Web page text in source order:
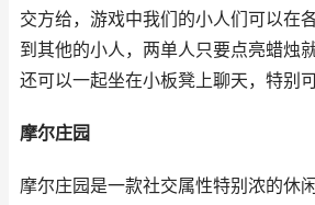
交方给，游戏中我们的小人们可以在
到其他的小人，两单人只要点亮蜡烛
还可以一起坐在小板凳上聊天，特别
摩尔庄园
摩尔庄园是一款社交属性特别浓的休